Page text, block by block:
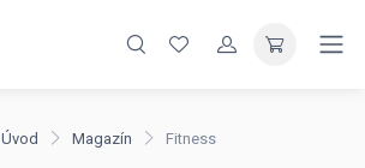
Úvod Magazín Fitness